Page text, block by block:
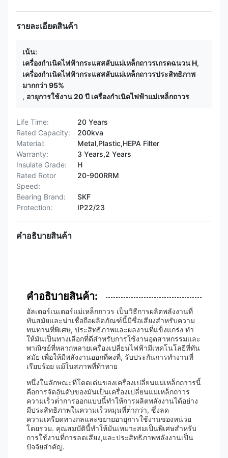
รายละเอียดสินค้า
เน้น:
เครื่องกำเนิดไฟฟ้ากระแสสลับแม่เหล็กถาวรเกรดฉนวน H,
เครื่องกำเนิดไฟฟ้ากระแสสลับแม่เหล็กถาวรประสิทธิภาพ
มากกว่า 95%
, อายุการใช้งาน 20 ปี เครื่องกำเนิดไฟฟ้าแม่เหล็กถาวร
Life Time:
20 Years
Rated Capacity:
200kva
Material:
Metal,Plastic,HEPA Filter
Warranty:
3 Years,2 Years
Insulate Grade:
H
Rated Rotor
Speed:
20-900RRM
Bearing Brand:
SKF
Protection:
IP22/23
คําอธิบายสินค้า
คําอธิบายสินค้า:
อัลเตอร์เนเตอร์แม่เหล็กถาวร เป็นวิธีการผลิตพลังงานที่
ทันสมัยและน่าเชื่อถือผลิตภัณฑ์นี้มีชื่อเสียงสําหรับความ
ทนทานที่พิเศษ, ประสิทธิภาพและผลงานที่แข็งแกร่ง ทํา
ให้มันเป็นทางเลือกที่ดีสําหรับการใช้งานอุตสาหกรรมและ
พาณิชย์ที่หลากหลายเครื่องเปลี่ยนไฟฟ้ามีเทคโนโลยีที่ทัน
สมัย เพื่อให้มีพลังงานออกที่คงที่, รับประกันการทํางานที่
เรียบร้อย แม้ในสภาพที่ท้าทาย
หนึ่งในลักษณะที่โดดเด่นของเครื่องเปลี่ยนแม่เหล็กถาวรนี้
คือการจัดอันดับของมันเป็นเครื่องเปลี่ยนแม่เหล็กถาวร
ความเร็วต่ําการออกแบบนี้ทําให้การผลิตพลังงานได้อย่าง
มีประสิทธิภาพในความเร็วหมุนที่ต่ํากว่า, ซึ่งลด
ความเครียดทางกลและขยายอายุการใช้งานของหน่วย
โดยรวม. คุณสมบัตินี้ทําให้มันเหมาะสมเป็นพิเศษสําหรับ
การใช้งานที่การลดเสียง,และประสิทธิภาพพลังงานเป็น
ปัจจัยสําคัญ.